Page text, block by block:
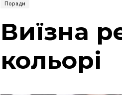
Поради
Виїзна
кольорі